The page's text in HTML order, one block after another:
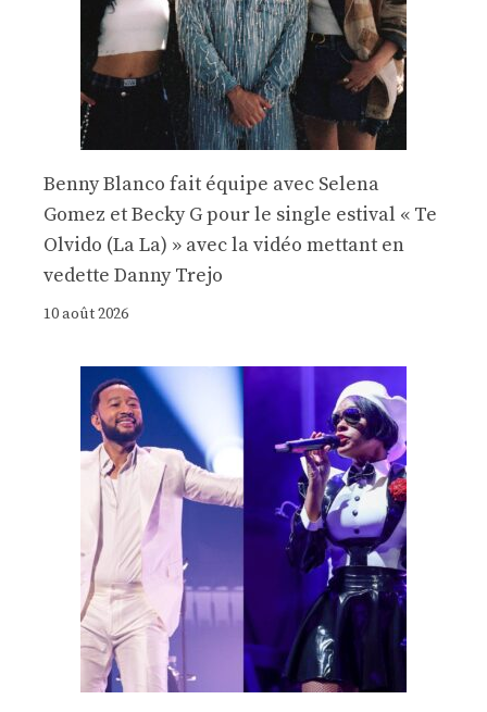
Benny Blanco fait équipe avec Selena
Gomez et Becky G pour le single estival « Te
Olvido (La La) » avec la vidéo mettant en
vedette Danny Trejo
10 août 2026